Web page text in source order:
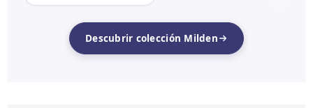
Descubrir colección Milden